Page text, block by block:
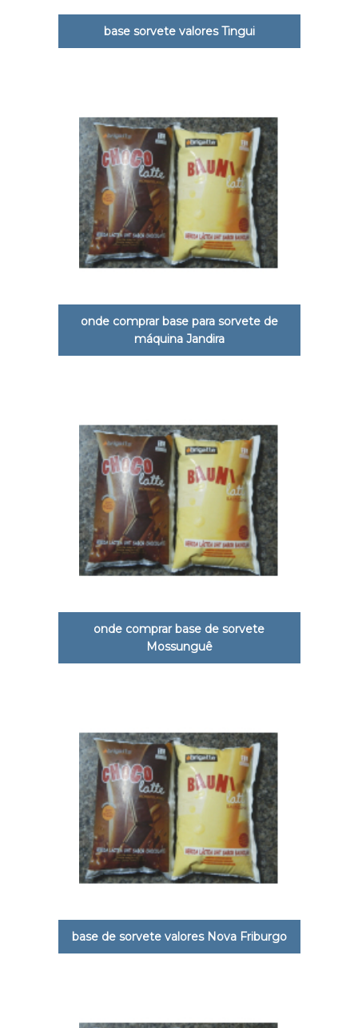
base sorvete valores Tingui
onde comprar base para sorvete de
máquina Jandira
onde comprar base de sorvete
Mossunguê
base de sorvete valores Nova Friburgo